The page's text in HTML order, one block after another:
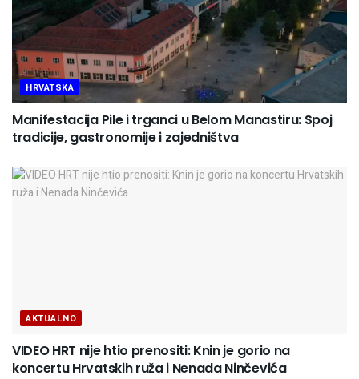
HRVATSKA
Manifestacija Pile i trganci u Belom Manastiru: Spoj
tradicije, gastronomije i zajedništva
AKTUALNO
VIDEO HRT nije htio prenositi: Knin je gorio na
koncertu Hrvatskih ruža i Nenada Ninčevića